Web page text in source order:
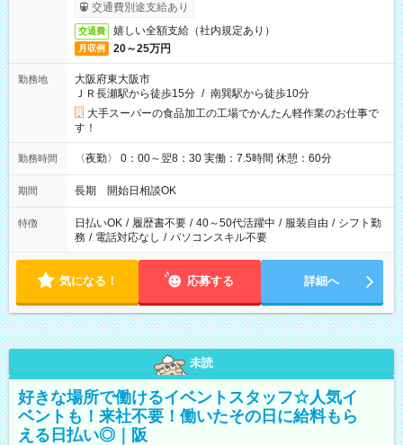
交通費別途支給あり
交通費 嬉しい全額支給（社内規定あり）
月収例 20～25万円
勤務地
大阪府東大阪市
ＪＲ長瀬駅から徒歩15分 / 南巽駅から徒歩10分
大手スーパーの食品加工の工場でかんたん軽作業のお仕事で
す！
勤務時間 〈夜勤〉 0：00～翌8：30 実働：7.5時間 休憩：60分
期間 長期 開始日相談OK
特徴 日払いOK / 履歴書不要 / 40～50代活躍中 / 服装自由 / シフト勤
務 / 電話対応なし / パソコンスキル不要
気になる！ 応募する 詳細へ
未読
好きな場所で働けるイベントスタッフ☆人気イ
ベントも！来社不要！働いたその日に給料もら
える日払い◎｜阪